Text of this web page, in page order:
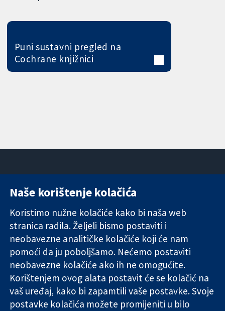
Puni sustavni pregled na
Cochrane knjižnici
Pouzdani dokazi.
Utemeljeni
dokazi.
Bolje zdravlje.
11-13 Cavendish
London
W1G 0AN
Ujedinjeno
Kraljevstvo
Novosti
medije
O nama
Poslovi
Cochrane
Library
Naše korištenje kolačića
Koristimo nužne kolačiće kako bi naša web
stranica radila. Željeli bismo postaviti i
neobavezne analitičke kolačiće koji će nam
pomoći da ju poboljšamo. Nećemo postaviti
neobavezne kolačiće ako ih ne omogućite.
Korištenjem ovog alata postavit će se kolačić na
vaš uređaj, kako bi zapamtili vaše postavke. Svoje
postavke kolačića možete promijeniti u bilo